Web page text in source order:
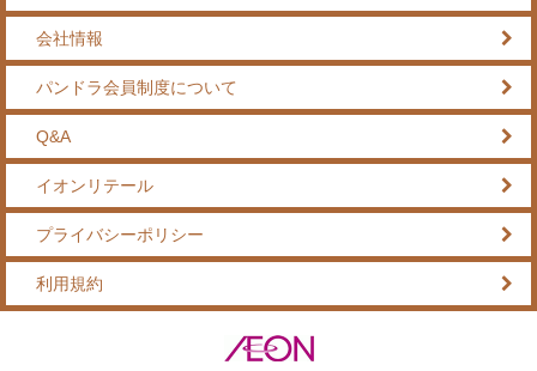
会社情報
パンドラ会員制度について
Q&A
イオンリテール
プライバシーポリシー
利用規約